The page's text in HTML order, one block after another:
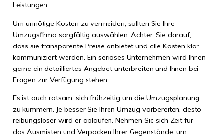
Leistungen.
Um unnötige Kosten zu vermeiden, sollten Sie Ihre
Umzugsfirma sorgfältig auswählen. Achten Sie darauf,
dass sie transparente Preise anbietet und alle Kosten klar
kommuniziert werden. Ein seriöses Unternehmen wird Ihnen
gerne ein detailliertes Angebot unterbreiten und Ihnen bei
Fragen zur Verfügung stehen.
Es ist auch ratsam, sich frühzeitig um die Umzugsplanung
zu kümmern. Je besser Sie Ihren Umzug vorbereiten, desto
reibungsloser wird er ablaufen. Nehmen Sie sich Zeit für
das Ausmisten und Verpacken Ihrer Gegenstände, um